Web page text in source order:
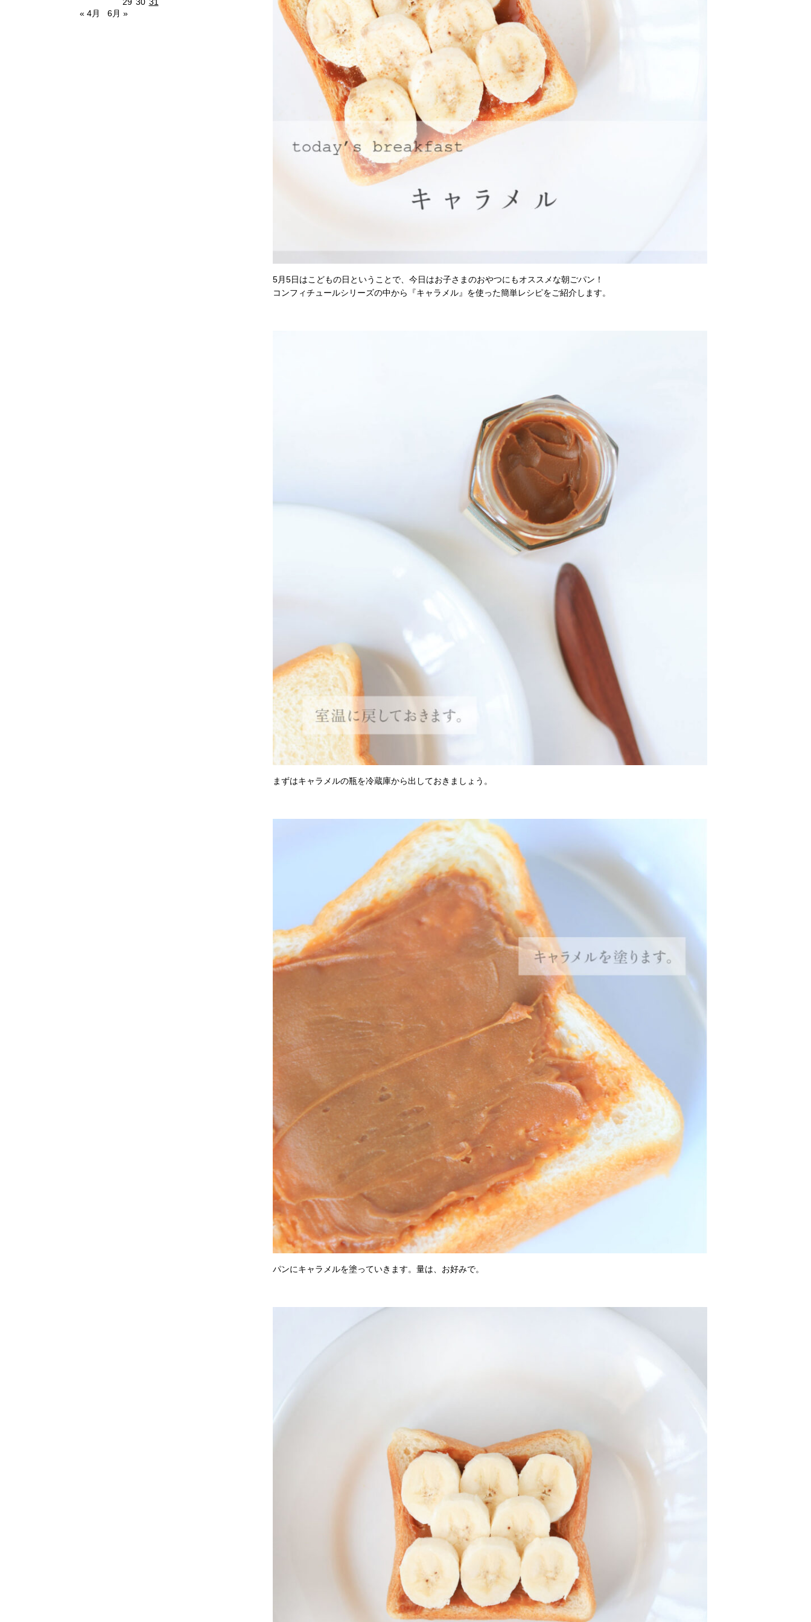
5月5日はこどもの日ということで、今日はお子さまのおやつにもオススメな朝ごパン！
コンフィチュールシリーズの中から『キャラメル』を使った簡単レシピをご紹介します。
まずはキャラメルの瓶を冷蔵庫から出しておきましょう。
パンにキャラメルを塗っていきます。量は、お好みで。
« 4月
6月 »